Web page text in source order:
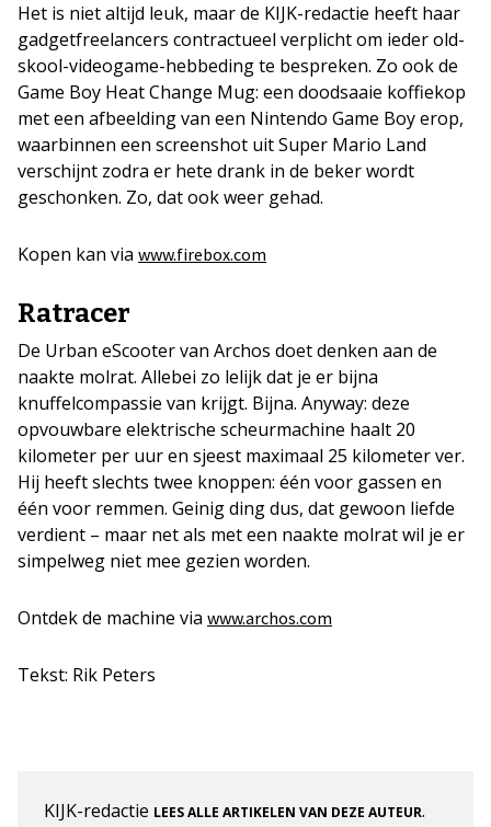
Het is niet altijd leuk, maar de KIJK-redactie heeft haar
gadgetfreelancers contractueel verplicht om ieder old-
skool-videogame-hebbeding te bespreken. Zo ook de
Game Boy Heat Change Mug: een doodsaaie koffiekop
met een afbeelding van een Nintendo Game Boy erop,
waarbinnen een screenshot uit Super Mario Land
verschijnt zodra er hete drank in de beker wordt
geschonken. Zo, dat ook weer gehad.
Kopen kan via www.firebox.com
Ratracer
De Urban eScooter van Archos doet denken aan de
naakte molrat. Allebei zo lelijk dat je er bijna
knuffelcompassie van krijgt. Bijna. Anyway: deze
opvouwbare elektrische scheurmachine haalt 20
kilometer per uur en sjeest maximaal 25 kilometer ver.
Hij heeft slechts twee knoppen: één voor gassen en
één voor remmen. Geinig ding dus, dat gewoon liefde
verdient – maar net als met een naakte molrat wil je er
simpelweg niet mee gezien worden.
Ontdek de machine via www.archos.com
Tekst: Rik Peters
KIJK-redactie LEES ALLE ARTIKELEN VAN DEZE AUTEUR.